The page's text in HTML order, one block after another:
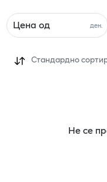
ден.
Цена од
Стандардно
Не се